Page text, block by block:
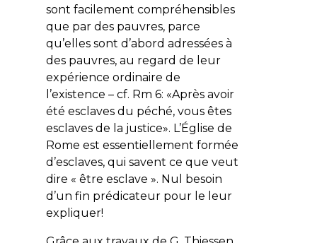
sont facilement compréhensibles
que par des pauvres, parce
qu’elles sont d’abord adressées à
des pauvres, au regard de leur
expérience ordinaire de
l’existence – cf. Rm 6: «Après avoir
été esclaves du péché, vous êtes
esclaves de la justice». L’Église de
Rome est essentiellement formée
d’esclaves, qui savent ce que veut
dire « être esclave ». Nul besoin
d’un fin prédicateur pour le leur
expliquer!